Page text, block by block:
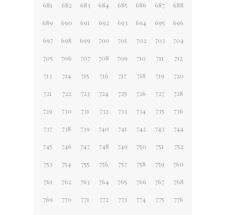
681 682 683 684 685 686 687 688
689 690 691 692 693 694 695 696
697 698 699 700 701 702 703 704
705 706 707 708 709 710 711 712
713 714 715 716 717 718 719 720
721 722 723 724 725 726 727 728
729 730 731 732 733 734 735 736
737 738 739 740 741 742 743 744
745 746 747 748 749 750 751 752
753 754 755 756 757 758 759 760
761 762 763 764 765 766 767 768
769 770 771 772 773 774 775 776